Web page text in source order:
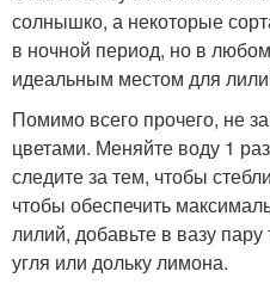
солнышко, а некоторые
в ночной период, но в
идеальным местом для
Помимо всего прочего, не
цветами. Меняйте воду 1
следите за тем, чтобы
чтобы обеспечить
лилий, добавьте в вазу пару
угля или дольку лимона.